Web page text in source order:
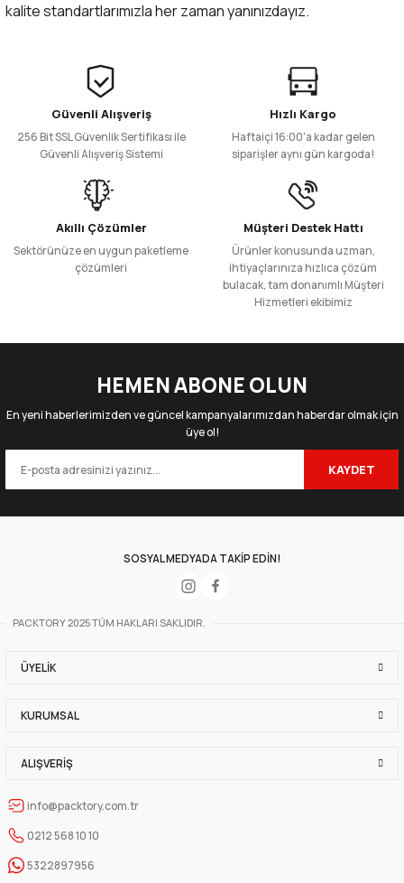
kalite standartlarımızla her zaman yanınızdayız.
Güvenli Alışveriş
256 Bit SSL Güvenlik Sertifikası ile
Güvenli Alışveriş Sistemi
Hızlı Kargo
Haftaiçi 16:00'a kadar gelen
siparişler aynı gün kargoda!
Akıllı Çözümler
Sektörünüze en uygun paketleme
çözümleri
Müşteri Destek Hattı
Ürünler konusunda uzman,
ihtiyaçlarınıza hızlıca çözüm
bulacak, tam donanımlı Müşteri
Hizmetleri ekibimiz
HEMEN ABONE OLUN
En yeni haberlerimizden ve güncel kampanyalarımızdan haberdar olmak için
üye ol!
KAYDET
SOSYAL MEDYADA TAKİP EDİN!
PACKTORY 2025 TÜM HAKLARI SAKLIDIR.
info@packtory.com.tr
0212 568 10 10
5322897956
ÜYELIK
KURUMSAL
ALIŞVERIŞ